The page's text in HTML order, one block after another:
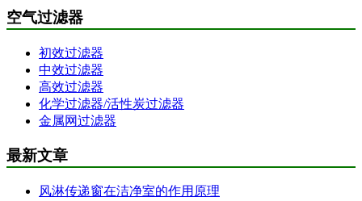
空气过滤器
初效过滤器
中效过滤器
高效过滤器
化学过滤器/活性炭过滤器
金属网过滤器
最新文章
风淋传递窗在洁净室的作用原理